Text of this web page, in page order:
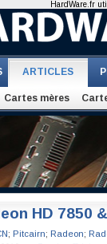
ARTICLES
Cartes mères
HD 7850
; Pitcairn; Radeon;
HardWare.fr